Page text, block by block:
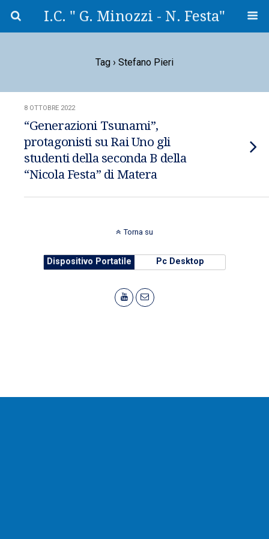
I.C. " G. Minozzi - N. Festa"
Tag › Stefano Pieri
8 OTTOBRE 2022
“Generazioni Tsunami”,
protagonisti su Rai Uno gli
studenti della seconda B della
“Nicola Festa” di Matera
Torna su
Dispositivo Portatile Pc Desktop